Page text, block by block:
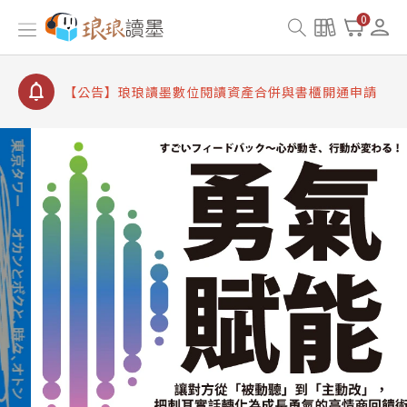
0
【公告】因 Readmoo 讀墨系統維護中，本站同步暫
停部分閱讀服務
【公告】琅琅讀墨數位閱讀資產合併與書櫃開通申請
【公告】琅琅讀墨書櫃開通常見問題
【公告】琅琅書店服務升級重要說明及資產合併結果
查詢
【公告】因 Readmoo 讀墨系統維護中，本站同步暫
停部分閱讀服務